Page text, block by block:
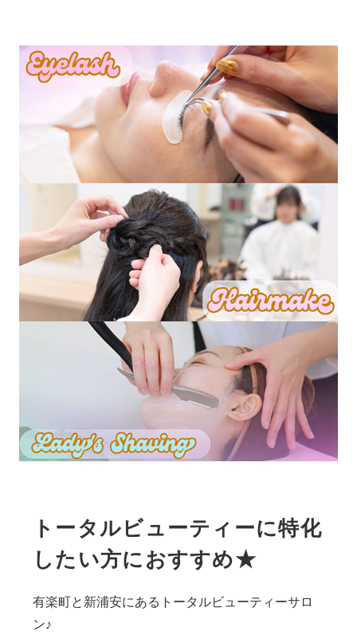
トータルビューティーに特化
したい方におすすめ★
有楽町と新浦安にあるトータルビューティーサロ
ン♪